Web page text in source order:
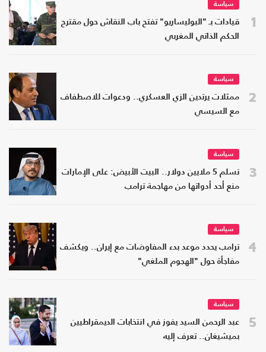
1
سياسة
قيادات بـ "البوليساريو" تفتح باب النقاش حول مقترح
الحكم الذاتي المغربي
2
سياسة
ممثلات يرتدين الزي العسكري.. ودعوات للاصطفاف
مع السيسي
3
سياسة
تسلم 5 ملايين دولار.. البيت الأبيض: على الإمارات
منع أحد أدواتها من مهاجمة ترامب
4
سياسة
ترامب يحدد موعد بدء المفاوضات مع إيران.. ويكشف
مفاجأة حول "الهجوم الملغي"
5
سياسة
عبد الرحمن السيد يفوز في انتخابات الديمقراطيين
بميشيغان.. تعرف إليه